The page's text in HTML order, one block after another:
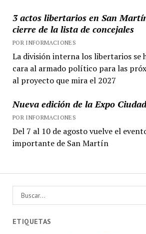
3 actos libertarios en San
cierre de la lista de concejales
POR INFORMACIONES
La división interna los libertarios se
cara al armado político para las
al proyecto que mira el 2027
Nueva edición de la Expo
POR INFORMACIONES
Del 7 al 10 de agosto vuelve el
importante de San Martín
ETIQUETAS